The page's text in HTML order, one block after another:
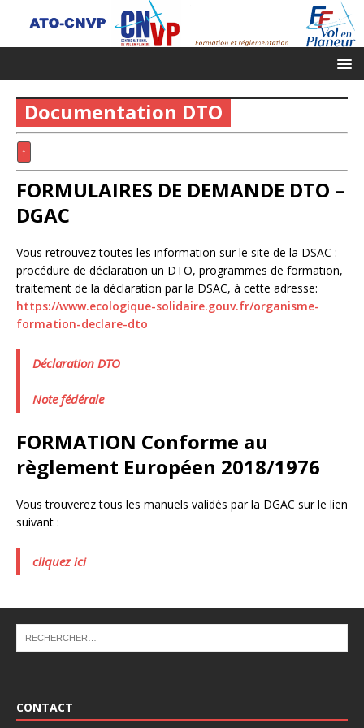
Documentation DTO
↑
FORMULAIRES DE DEMANDE DTO –
DGAC
Vous retrouvez toutes les information sur le site de la DSAC :
procédure de déclaration un DTO, programmes de formation,
traitement de la déclaration par la DSAC, à cette adresse:
https://www.ecologique-solidaire.gouv.fr/organisme-
formation-declare-dto
Déclaration DTO
Note fédérale
FORMATION Conforme au
règlement Européen 2018/1976
Vous trouverez tous les manuels validés par la DGAC sur le lien
suivant :
cliquez ici
CONTACT